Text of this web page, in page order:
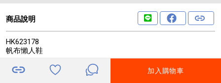
商品說明
HK623178
帆布懶人鞋
舒適鞋頭設計，鞋型調試的非常貼合雙腳曲線，修飾脚型顯瘦减
肉，柔軟親膚內裡更舒適四季穿著，不悶脚不臭脚，上脚非常舒
加入購物車